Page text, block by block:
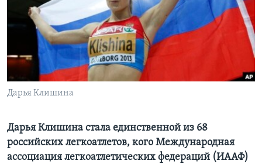
Learning English
СОЦИАЛЬНЫЕ СЕТИ
Дарья Клишина
Дарья Клишина стала единственной из 68
российских легкоатлетов, кого Международная
ассоциация легкоатлетических федераций (ИААФ)